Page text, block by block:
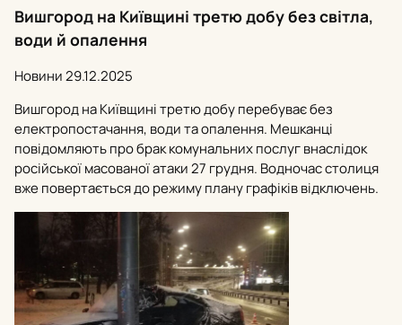
Вишгород на Київщині третю добу без світла,
води й опалення
Новини29.12.2025
Вишгород на Київщині третю добу перебуває без
електропостачання, води та опалення. Мешканці
повідомляють про брак комунальних послуг внаслідок
російської масованої атаки 27 грудня. Водночас столиця
вже повертається до режиму плану графіків відключень.